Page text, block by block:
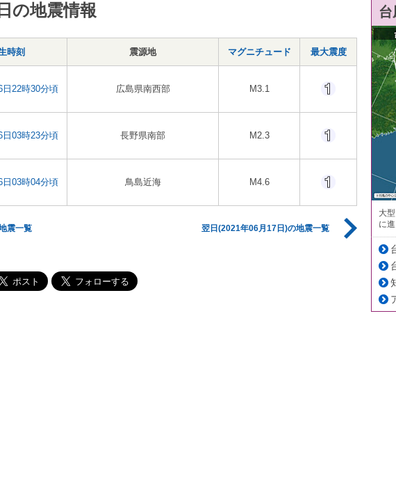
の地震情報
時刻 震源地 マグニチュード 最大震度
日22時30分頃 広島県南西部 M3.1
日03時23分頃 長野県南部 M2.3
日03時04分頃 鳥島近海 M4.6
震一覧 翌日(2021年06月17日)の地震一覧
大
に